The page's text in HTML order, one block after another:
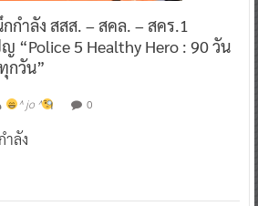
กำลัง สสส. – สคล. – สคร.1
“Police 5 Healthy Hero : 90 วัน
กวัน”
^ jo ^ 0
ลัง